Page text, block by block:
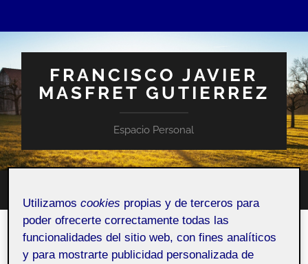
FRANCISCO JAVIER
MASFRET GUTIERREZ
Espacio Personal
Alternar
el
menú
móvil
CATEGORÍA:UNCATEGORIZED
Utilizamoscookies propias y de terceros para
poder ofrecerte correctamente todas las
funcionalidades del sitio web, con fines analíticos
y para mostrarte publicidad personalizada de